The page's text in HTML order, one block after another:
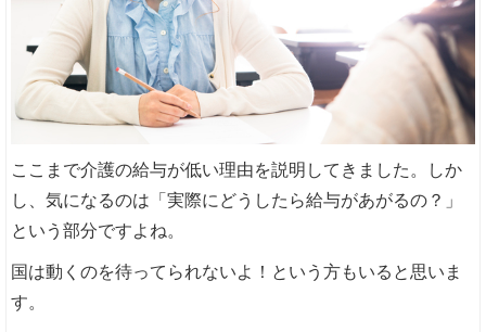
ここまで介護の給与が低い理由を説明してきました。しか
し、気になるのは「実際にどうしたら給与があがるの？」
という部分ですよね。
国は動くのを待ってられないよ！という方もいると思いま
す。